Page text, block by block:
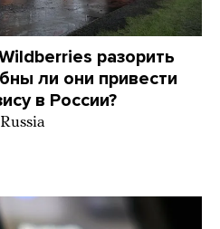
разорить
ли они привести
в России?